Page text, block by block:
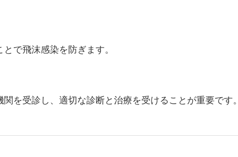
で飛沫感染を防ぎます。
を受診し、適切な診断と治療を受けることが重要です。